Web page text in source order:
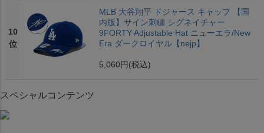
10
位
MLB 大谷翔平 ドジャース キャップ 【国
内版】サイン刺繍 シグネイチャー
9FORTY Adjustable Hat ニューエラ/New
Era ダークロイヤル【nejp】
5,060円 (税込)
スペシャルコンテンツ